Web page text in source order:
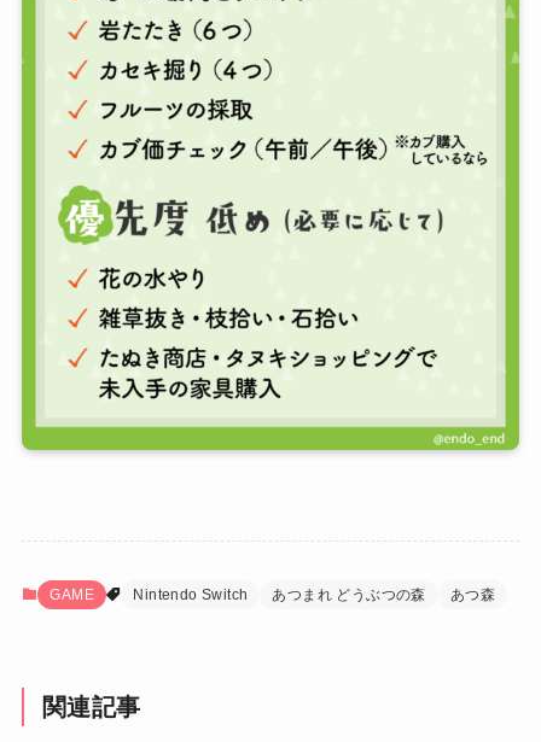
GAME Nintendo Switch あつまれ どうぶつの森 あつ森
関連記事